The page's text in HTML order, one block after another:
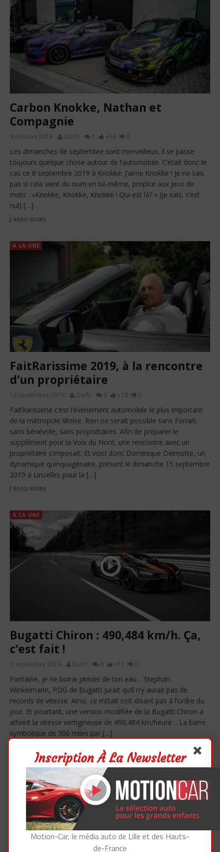
Carbon Knokke, Nathan et
Compagnie
4 octobre 2019 Garfz 1 +16 0
Les dimanches de septembre sont merveilleux, il se passe
toujours quelque chose autour de l’automobile. C’était donc le
cas ce 8 septembre 2019 à Knokke. J’aime Knokke ! Je ne sais
pas si cela vient du nom en lui-même, propice aux jeux de
mots : »Knokke, Knokke, Knokke ! Qui est là? » (je sais, c’est
nul) […]
READ MORE
A LA UNE
FaitRarissime 2019, à la rencontre
d’un propriétaire
13 septembre 2019 Garfz 0 +10 0
FaitRarissime c’est l’événement automobile le plus important
de la métropole lilloise. Rien ne serait possible sans Ferrari,
sans bénévole, sans propriétaires. Afin de préparer le
supplément pour la Voix du Nord, une rencontre avec un
propriétaire s’imposait. Et voici donc Dominique Delmotte, un
dynamique quinquagénaire, présent le dimanche 15 septembre
2019 à Linselles pour la […]
READ MORE
A LA UNE
Bugatti Chiron : 490,484 km/h. Ça,
c’est fait !
2 septembre 2019 Garfz 0 +11 0
Fontaine, je ne boirai jamais de ton eau… Stephan
Winkelmann, PDG de Bugatti jurait qu’il n’y aurait pas de
records de vitesse. Ainsi, ce n’était soit-disant pas à l’ordre du
jour. Et pourtant, une version modifiée de la Bugatti Chiron a
atteint la vitesse vertigineuse de 490,484 km/heure… La barre
symbolique de 300 miles par […]
A LA UNE
Inscription À La Newsletter
Motion-Car, le média auto de Lille et des Hauts-
de-France